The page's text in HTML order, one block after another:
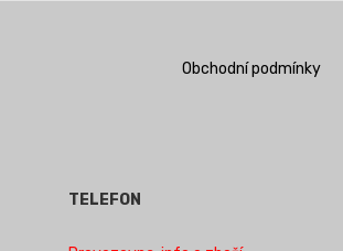
Obchodní podmínky
TELEFON